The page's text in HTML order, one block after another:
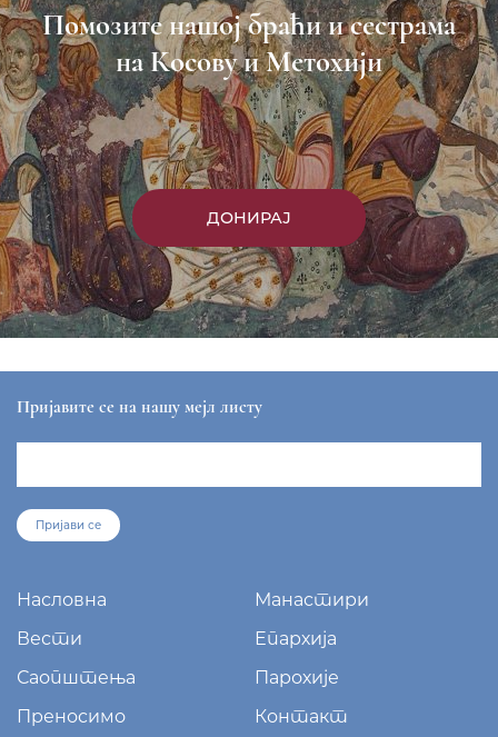
Помозите нашој браћи и сестрама
на Косову и Метохији
ДОНИРАЈ
Пријавите се на нашу мејл листу
Пријави се
Насловна
Манастири
Вести
Епархија
Саопштења
Парохије
Преносимо
Контакт